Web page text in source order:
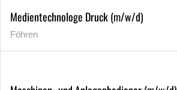
Medientechnologe Druck (m/w/d)
Föhren